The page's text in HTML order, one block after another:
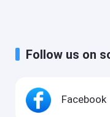
Follow us on
Facebook